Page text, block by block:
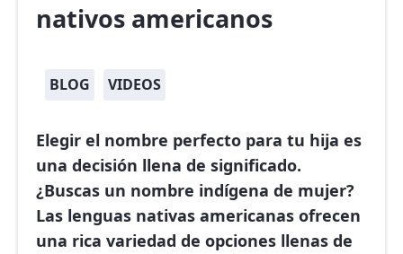
nativos americanos
BLOG VIDEOS
Elegir el nombre perfecto para tu hija es
una decisión llena de significado.
¿Buscas un nombre indígena de mujer?
Las lenguas nativas americanas ofrecen
una rica variedad de opciones llenas de